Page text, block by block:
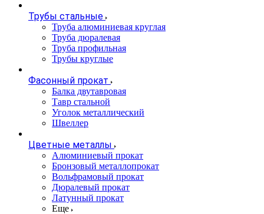
Трубы стальные
Труба алюминиевая круглая
Труба дюралевая
Труба профильная
Трубы круглые
Фасонный прокат
Балка двутавровая
Тавр стальной
Уголок металлический
Швеллер
Цветные металлы
Алюминиевый прокат
Бронзовый металлопрокат
Вольфрамовый прокат
Дюралевый прокат
Латунный прокат
Еще